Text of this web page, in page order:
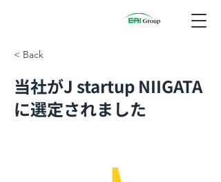
< Back
当社がJ startup NIIGATA
に選定されました